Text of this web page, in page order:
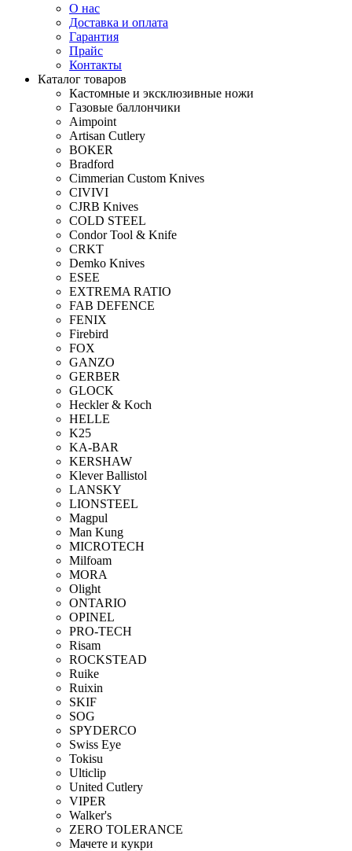
О нас
Доставка и оплата
Гарантия
Прайс
Контакты
Каталог товаров
Кастомные и эксклюзивные ножи
Газовые баллончики
Aimpoint
Artisan Cutlery
BOKER
Bradford
Cimmerian Custom Knives
CIVIVI
CJRB Knives
COLD STEEL
Condor Tool & Knife
CRKT
Demko Knives
ESEE
EXTREMA RATIO
FAB DEFENCE
FENIX
Firebird
FOX
GANZO
GERBER
GLOCK
Heckler & Koch
HELLE
K25
KA-BAR
KERSHAW
Klever Ballistol
LANSKY
LIONSTEEL
Magpul
Man Kung
MICROTECH
Milfoam
MORA
Olight
ONTARIO
OPINEL
PRO-TECH
Risam
ROCKSTEAD
Ruike
Ruixin
SKIF
SOG
SPYDERCO
Swiss Eye
Tokisu
Ulticlip
United Cutlery
VIPER
Walker's
ZERO TOLERANCE
Мачете и кукри